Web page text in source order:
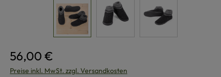
56,00 €
Preise inkl. MwSt. zzgl. Versandkosten